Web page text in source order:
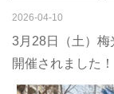
2026-04-10
3月28日（土）
開催されました！